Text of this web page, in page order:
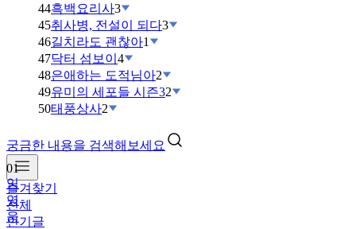
44흑백요리사3
45취사병, 전설이 되다3
46길치라도 괜찮아1
47닥터 섬보이 4
48은애하는 도적님아2
49유미의 세포들 시즌32
50태풍상사2
궁금한 내용을 검색해보세요
즐겨찾기
전체
인기글
01
임
영
웅